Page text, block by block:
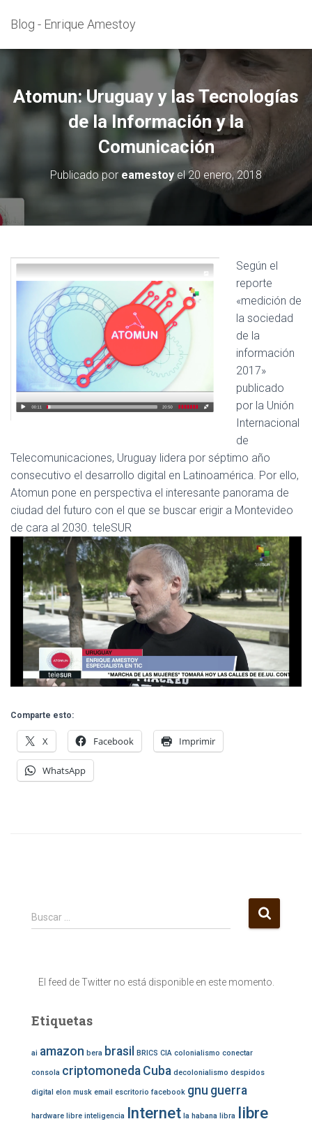
Blog - Enrique Amestoy
Atomun: Uruguay y las Tecnologías
de la Información y la
Comunicación
Publicado por eamestoy el20 enero, 2018
Según el
reporte
«medición de
la sociedad
de la
información
2017»
publicado
por la Unión
Internacional
de
Telecomunicaciones, Uruguay lidera por séptimo año
consecutivo el desarrollo digital en Latinoamérica. Por ello,
Atomun pone en perspectiva el interesante panorama de
ciudad del futuro con el que se buscar erigir a Montevideo
de cara al 2030. teleSUR
Comparte esto:
X Facebook Imprimir
WhatsApp
B
u
Buscar …
El feed de Twitter no está disponible en este momento.
Etiquetas
ai amazon bera brasil BRICS CIA colonialismo conectar
consola criptomoneda Cuba decolonialismo despidos
digital elon musk email escritorio facebook gnu guerra
hardware libre inteligencia Internet la habana libra libre